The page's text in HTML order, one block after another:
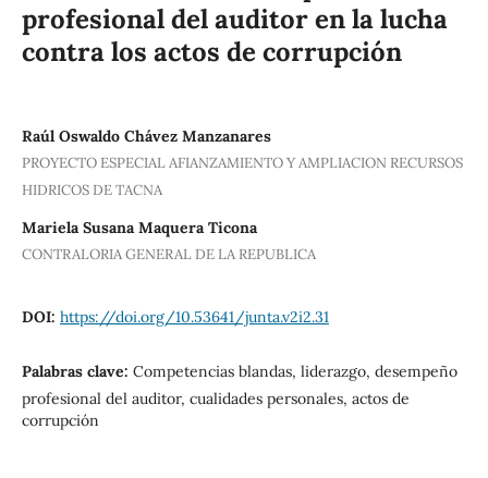
profesional del auditor en la lucha
contra los actos de corrupción
Raúl Oswaldo Chávez Manzanares
PROYECTO ESPECIAL AFIANZAMIENTO Y AMPLIACION RECURSOS
HIDRICOS DE TACNA
Mariela Susana Maquera Ticona
CONTRALORIA GENERAL DE LA REPUBLICA
DOI: https://doi.org/10.53641/junta.v2i2.31
Palabras clave: Competencias blandas, liderazgo, desempeño
profesional del auditor, cualidades personales, actos de
corrupción